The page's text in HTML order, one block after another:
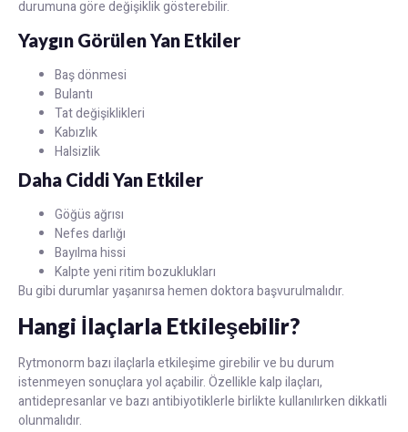
durumuna göre değişiklik gösterebilir.
Yaygın Görülen Yan Etkiler
Baş dönmesi
Bulantı
Tat değişiklikleri
Kabızlık
Halsizlik
Daha Ciddi Yan Etkiler
Göğüs ağrısı
Nefes darlığı
Bayılma hissi
Kalpte yeni ritim bozuklukları
Bu gibi durumlar yaşanırsa hemen doktora başvurulmalıdır.
Hangi İlaçlarla Etkileşebilir?
Rytmonorm bazı ilaçlarla etkileşime girebilir ve bu durum
istenmeyen sonuçlara yol açabilir. Özellikle kalp ilaçları,
antidepresanlar ve bazı antibiyotiklerle birlikte kullanılırken dikkatli
olunmalıdır.